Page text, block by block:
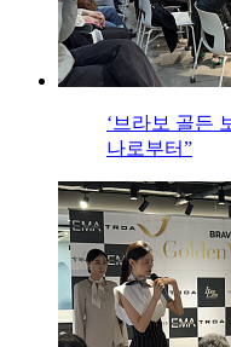
‘브라보 골든
나로부터”